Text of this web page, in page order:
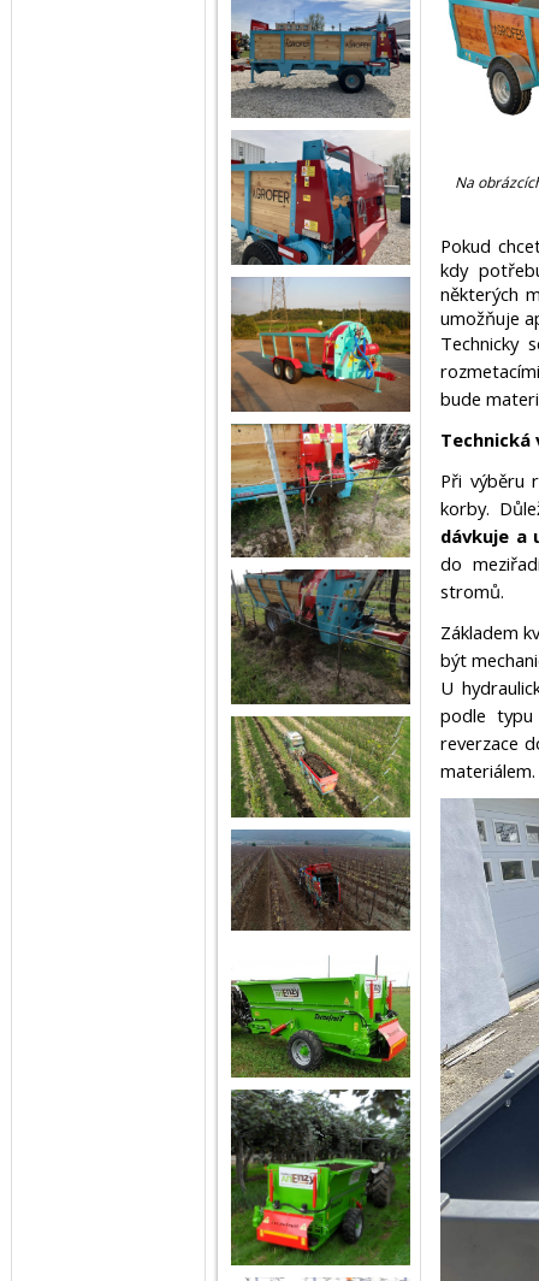
Na
Pokud
kdy
některých
umožňuje
Technicky
bude
Při výběru
korby.
dávkuje a
do
stromů.
Základem
být
U
podle
reverzace
materiálem.